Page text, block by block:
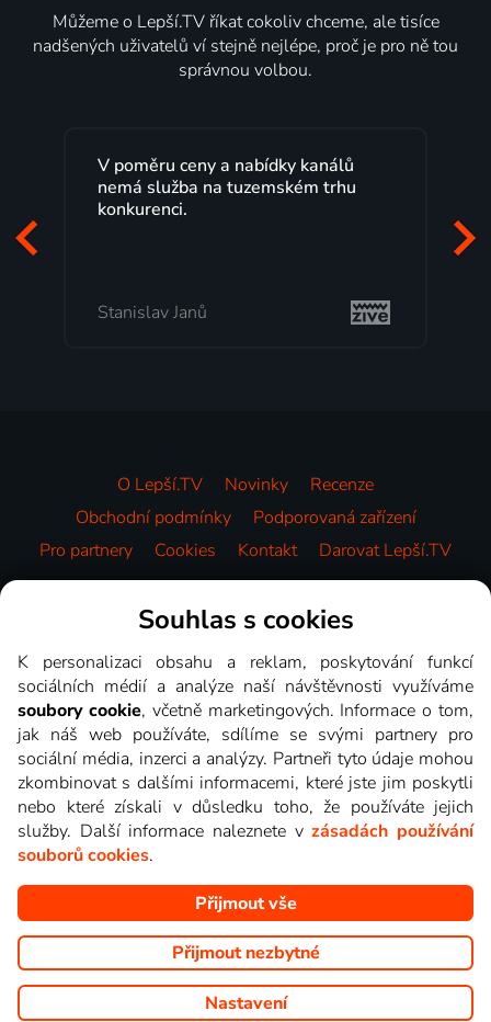
Můžeme o Lepší.TV říkat cokoliv chceme, ale tisíce
nadšených uživatelů ví stejně nejlépe, proč je pro ně tou
správnou volbou.
V poměru ceny a nabídky kanálů
nemá služba na tuzemském trhu
konkurenci.
Stanislav Janů
O Lepší.TV Novinky
Recenze
Obchodní podmínky
Podporovaná zařízení
Pro partnery
Cookies Kontakt Darovat Lepší.TV
Videotéka
Copyright © goNET s.r.o. Na tomto webu jsou zobrazovány
obrázky z pořadů TV stanic, které můžete sledovat v Lepší.TV.
Souhlas s cookies
K personalizaci obsahu a reklam, poskytování funkcí
sociálních médií a analýze naší návštěvnosti využíváme
soubory cookie, včetně marketingových. Informace o tom,
jak náš web používáte, sdílíme se svými partnery pro
sociální média, inzerci a analýzy. Partneři tyto údaje mohou
zkombinovat s dalšími informacemi, které jste jim poskytli
nebo které získali v důsledku toho, že používáte jejich
služby. Další informace naleznete vzásadách používání
souborů cookies.
Přijmout vše
Přijmout nezbytné
Nastavení